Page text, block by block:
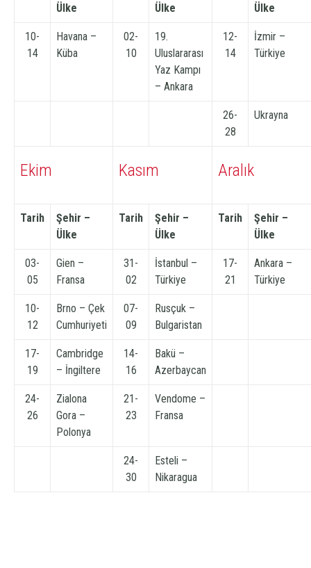
Ülke
Ülke
Ülke
10-
14
Havana –
Küba
02-
10
19.
Uluslararası
Yaz Kampı
– Ankara
12-
14
İzmir –
Türkiye
26-
28
Ukrayna
Ekim Kasım Aralık
Tarih
Şehir –
Ülke
Tarih
Şehir –
Ülke
Tarih
Şehir –
Ülke
03-
05
Gien –
Fransa
31-
02
İstanbul –
Türkiye
17-
21
Ankara –
Türkiye
10-
12
Brno – Çek
Cumhuriyeti
07-
09
Rusçuk –
Bulgaristan
17-
19
Cambridge
– İngiltere
14-
16
Bakü –
Azerbaycan
24-
26
Zialona
Gora –
Polonya
21-
23
Vendome –
Fransa
24-
30
Esteli –
Nikaragua